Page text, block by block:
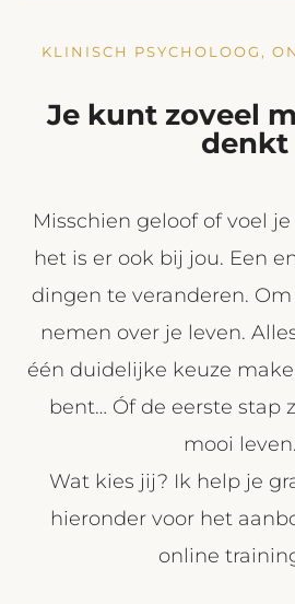
KLINISCH PSYCHOLOOG,
Je kunt zoveel
denkt
Misschien geloof of voel
het is er ook bij jou. Een
dingen te veranderen.
nemen over je leven.
één duidelijke keuze
bent… Óf de eerste stap
mooi
Wat kies jij? Ik help je
hieronder voor het
online